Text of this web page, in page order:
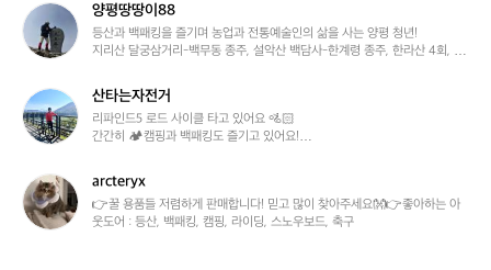
양
평
땅
이
8
8
양평땅땅이88
등산과 백패킹을 즐기며 농업과 전통예술인의 삶을 사는 양평 청년!
지리산 달궁삼거리-백무동 종주, 설악산 백담사-한계령 종주, 한라산 4회, 용
현재 진행형 등산러!!
산
타
는
전
거
산타는자전거
리파인드5 로드 사이클 타고 있어요 🚵🏻
간간히 🏕️캠핑과 백패킹도 즐기고 있어요!
a
r
c
arcteryx
👉꿀 용품들 저렴하게 판매합니다! 믿고 많이 찾아주세요👐👉좋아하는 아
웃도어 : 등산, 백패킹, 캠핑, 라이딩, 스노우보드, 축구